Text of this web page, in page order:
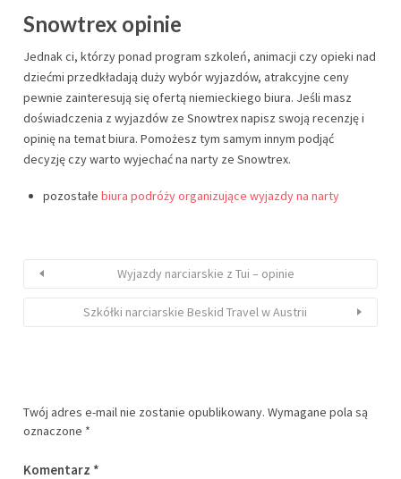
Snowtrex opinie
Jednak ci, którzy ponad program szkoleń, animacji czy opieki nad
dziećmi przedkładają duży wybór wyjazdów, atrakcyjne ceny
pewnie zainteresują się ofertą niemieckiego biura. Jeśli masz
doświadczenia z wyjazdów ze Snowtrex napisz swoją recenzję i
opinię na temat biura. Pomożesz tym samym innym podjąć
decyzję czy warto wyjechać na narty ze Snowtrex.
pozostałe biura podróży organizujące wyjazdy na narty
Wyjazdy narciarskie z Tui – opinie
Szkółki narciarskie Beskid Travel w Austrii
Twój adres e-mail nie zostanie opublikowany. Wymagane pola są
oznaczone *
Komentarz *